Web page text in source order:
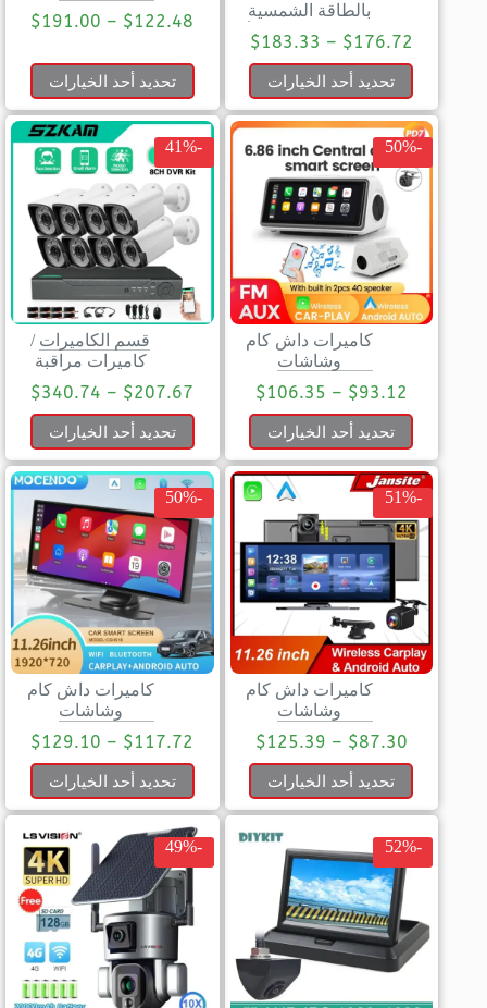
بالطاقة الشمسية
$176.72
–
$183.33
تحديد أحد الخيارات
$122.48
–
$191.00
تحديد أحد الخيارات
-50%
كاميرات داش كام
وشاشات
$93.12
–
$106.35
تحديد أحد الخيارات
-41%
قسم الكاميرات /
كاميرات مراقبة
$207.67
–
$340.74
تحديد أحد الخيارات
-51%
كاميرات داش كام
وشاشات
$87.30
–
$125.39
تحديد أحد الخيارات
-50%
كاميرات داش كام
وشاشات
$117.72
–
$129.10
تحديد أحد الخيارات
-52%
-49%